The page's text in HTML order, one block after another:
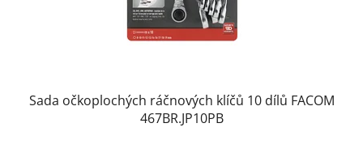
Sada očkoplochých ráčnových klíčů 10 dílů FACOM
467BR.JP10PB